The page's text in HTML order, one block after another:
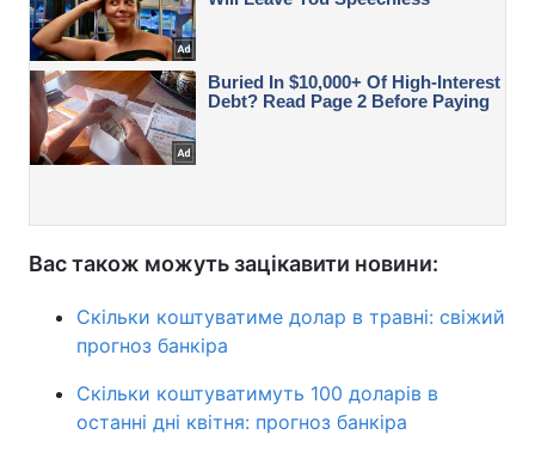
Вас також можуть зацікавити новини:
Скільки коштуватиме долар в травні: свіжий
прогноз банкіра
Скільки коштуватимуть 100 доларів в
останні дні квітня: прогноз банкіра